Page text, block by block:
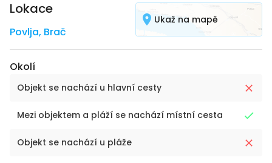
Lokace
Povlja, Brač
Ukaž na mapě
Okolí
Objekt se nachází u hlavní cesty
Mezi objektem a pláží se nachází místní cesta
Objekt se nachází u pláže